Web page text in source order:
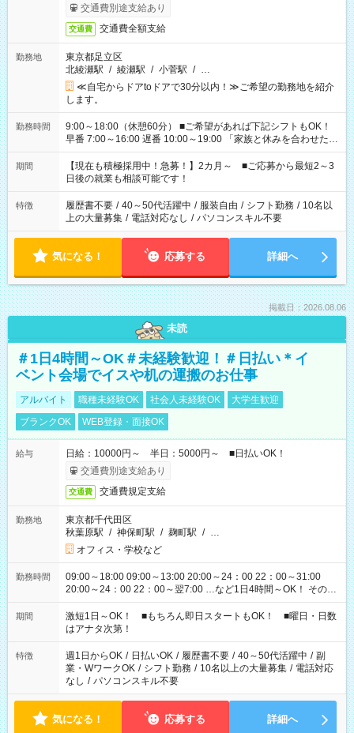
交通費別途支給あり
交通費 交通費全額支給
勤務地
東京都足立区
北綾瀬駅 / 綾瀬駅 / 小菅駅 / …
≪自宅からドアtoドアで30分以内！≫ご希望の勤務地を紹介
します。
勤務時間
9:00～18:00（休憩60分） ■ご希望があれば下記シフトもOK！
早番 7:00～16:00 遅番 10:00～19:00 「家族と休みを合わせた
い」 「余裕を持って夕飯の準備がしたい」 「できれば残業はし
たくない」 など、ご希望を教えてくださいね。 ※Wワーク希望
の方へ 今ご覧のお仕事で希望する勤務時間と、もう1つのお仕事
の勤務時間。 合計で週40時間を超える場合は応募できません。
期間
【現在も積極採用中！急募！】2カ月～ ■ご応募から最短2～3
日後の就業も相談可能です！
特徴 履歴書不要 / 40～50代活躍中 / 服装自由 / シフト勤務 / 10名以
上の大量募集 / 電話対応なし / パソコンスキル不要
気になる！ 応募する 詳細へ
掲載日：2026.08.06
未読
＃1日4時間～OK＃未経験歓迎！＃日払い＊イ
ベント会場でイスや机の運搬のお仕事
アルバイト 職種未経験OK 社会人未経験OK
大学生歓迎
ブランクOK
WEB登録・面接OK
給与
日給：10000円～ 半日：5000円～ ■日払いOK！
交通費別途支給あり
交通費 交通費規定支給
勤務地
東京都千代田区
秋葉原駅 / 神保町駅 / 麹町駅 / …
オフィス・学校など
勤務時間
09:00～18:00 09:00～13:00 20:00～24：00 22：00～31:00
20:00～24：00 22：00～翌7:00 …など1日4時間～OK！ その他
シフトもございます！ お気軽にご相談ください！
期間
激短1日～OK！ ■もちろん即日スタートもOK！ ■曜日・日数
はアナタ次第！
特徴 週1日からOK / 日払いOK / 履歴書不要 / 40～50代活躍中 / 副
業・WワークOK / シフト勤務 / 10名以上の大量募集 / 電話対応
なし / パソコンスキル不要
気になる！ 応募する 詳細へ